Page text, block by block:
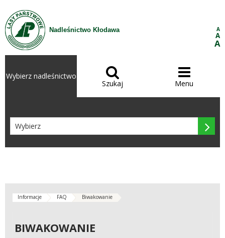
Przejdź do treści
Nadleśnictwo Kłodawa A
A
A
Wybierz nadleśnictwo 
Szukaj

Menu

Informacje FAQ Biwakowanie
BIWAKOWANIE